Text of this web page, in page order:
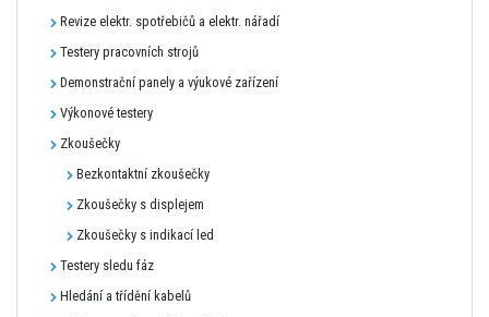
Revize elektr. spotřebičů a elektr. nářadí
Testery pracovních strojů
Demonstrační panely a výukové zařízení
Výkonové testery
Zkoušečky
Bezkontaktní zkoušečky
Zkoušečky s displejem
Zkoušečky s indikací led
Testery sledu fáz
Hledání a třídění kabelů